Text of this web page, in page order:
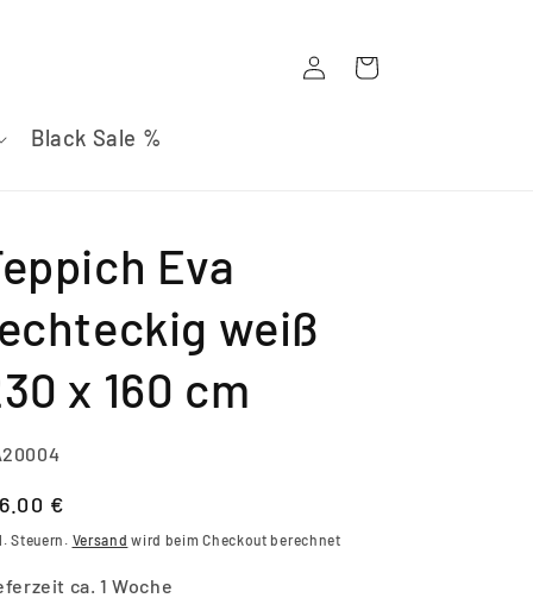
Black Sale %
EinloggenWarenkorb
Eva
weiß
x 160 cm
€
Steuern. Versand wird beim Checkout berechnet
ca. 1 Woche